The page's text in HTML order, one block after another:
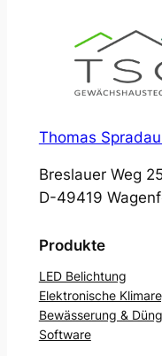
Thomas
Breslauer Weg
D-49419
Produkte
LED Belichtung
Elektronische
Bewässerung &
Software